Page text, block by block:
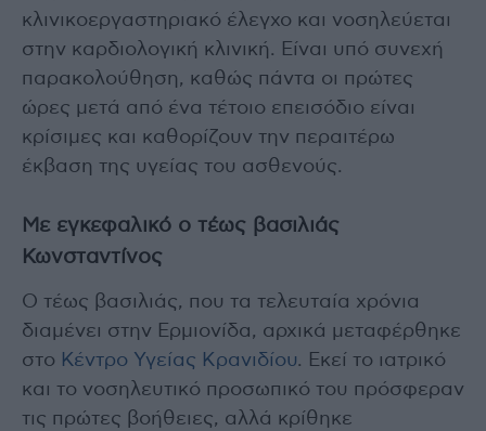
κλινικοεργαστηριακό έλεγχο και νοσηλεύεται
στην καρδιολογική κλινική. Είναι υπό συνεχή
παρακολούθηση, καθώς πάντα οι πρώτες
ώρες μετά από ένα τέτοιο επεισόδιο είναι
κρίσιμες και καθορίζουν την περαιτέρω
έκβαση της υγείας του ασθενούς.
Με εγκεφαλικό ο τέως βασιλιάς
Κωνσταντίνος
Ο τέως βασιλιάς, που τα τελευταία χρόνια
διαμένει στην Ερμιονίδα, αρχικά μεταφέρθηκε
στο Κέντρο Υγείας Κρανιδίου. Εκεί το ιατρικό
και το νοσηλευτικό προσωπικό του πρόσφεραν
τις πρώτες βοήθειες, αλλά κρίθηκε